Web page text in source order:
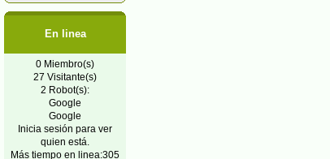
En linea
0 Miembro(s)
27 Visitante(s)
2 Robot(s):
Google
Google
Inicia sesión para ver
quien está.
Más tiempo en linea:305